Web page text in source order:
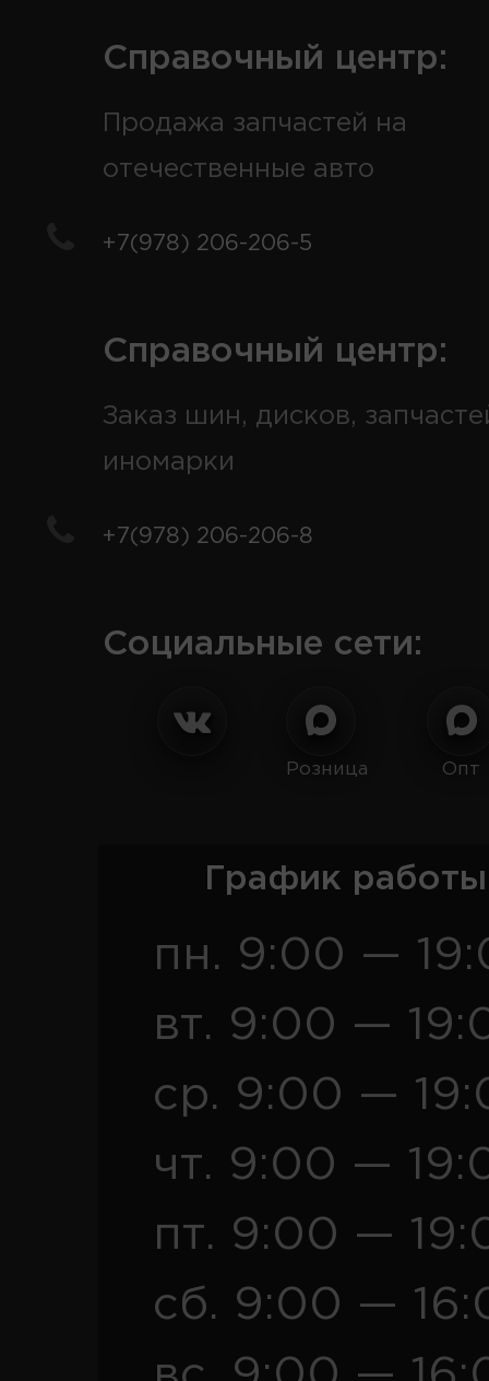
Справочный центр:
Продажа запчастей на
отечественные авто
+7(978) 206-206-5
Справочный центр:
Заказ шин, дисков,
иномарки
+7(978) 206-206-8
Социальные сети:
Розница Опт
График
пн. 9:00 —
вт. 9:00 —
ср. 9:00 —
чт. 9:00 —
пт. 9:00 —
сб. 9:00 —